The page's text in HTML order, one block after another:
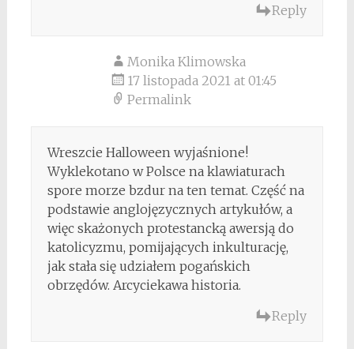
Reply
Monika Klimowska
17 listopada 2021 at 01:45
Permalink
Wreszcie Halloween wyjaśnione!
Wyklekotano w Polsce na klawiaturach
spore morze bzdur na ten temat. Część na
podstawie anglojęzycznych artykułów, a
więc skażonych protestancką awersją do
katolicyzmu, pomijających inkulturację,
jak stała się udziałem pogańskich
obrzędów. Arcyciekawa historia.
Reply